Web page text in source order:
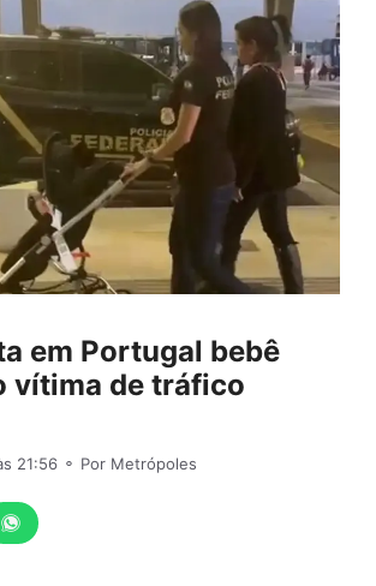
em Portugal bebê
vítima de tráfico
21:56 ⚬ Por Metrópoles